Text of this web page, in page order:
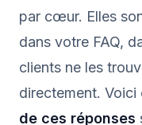
par cœur. Elles
dans votre FAQ,
clients ne les
directement. Voici
de ces réponses